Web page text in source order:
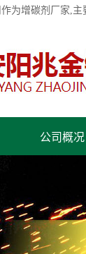
为增碳剂厂家,主
公司概况